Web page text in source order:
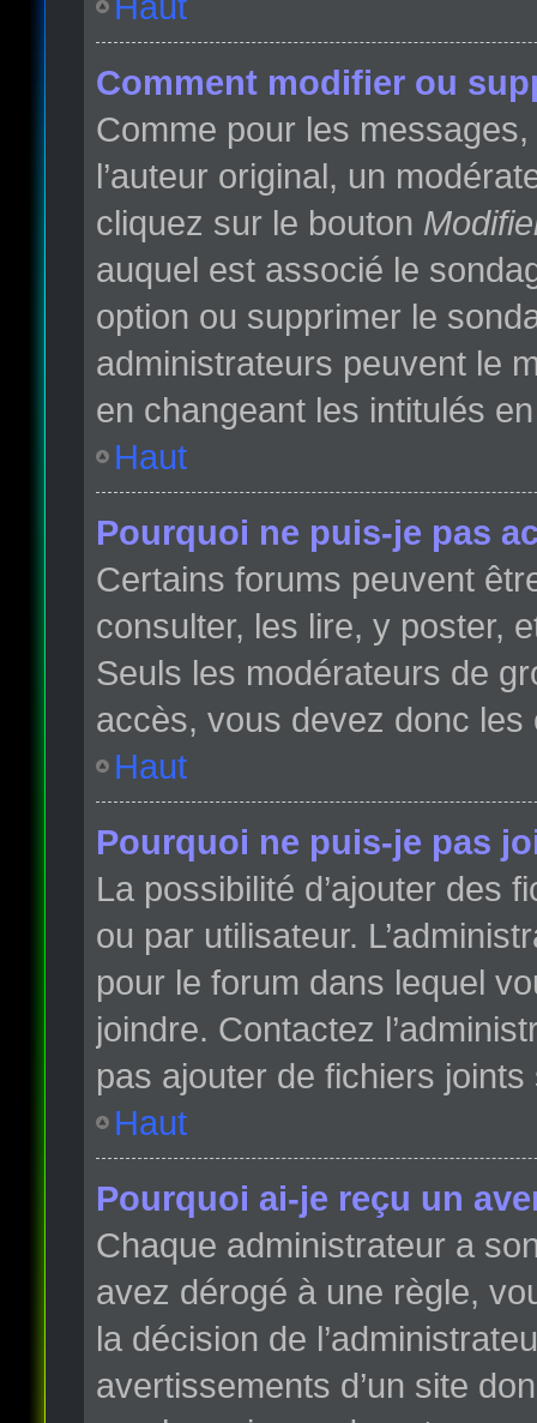
Comment modifier ou
Comme pour les
l’auteur original, un
cliquez sur le bouton
auquel est associé le
option ou supprimer le
administrateurs peuvent le
en changeant les intitulés
Haut
Pourquoi ne puis-je pas
Certains forums peuvent
consulter, les lire, y poster,
Seuls les modérateurs de
accès, vous devez donc les
Haut
Pourquoi ne puis-je pas
La possibilité d’ajouter des
ou par utilisateur.
pour le forum dans lequel
joindre. Contactez
pas ajouter de fichiers
Haut
Pourquoi ai-je reçu un
Chaque administrateur a
avez dérogé à une règle,
la décision de
avertissements d’un site